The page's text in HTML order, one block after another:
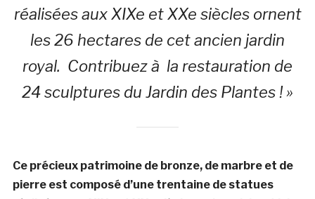
réalisées aux XIXe et XXe siècles ornent
les 26 hectares de cet ancien jardin
royal. Contribuez à la restauration de
24 sculptures du Jardin des Plantes ! »
Ce précieux patrimoine de bronze, de marbre et de
pierre est composé d’une trentaine de statues